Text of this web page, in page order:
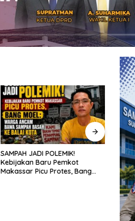
SAMPAH JADI POLEMIK!
Kebijakan Baru Pemkot
Makassar Picu Protes, Bang